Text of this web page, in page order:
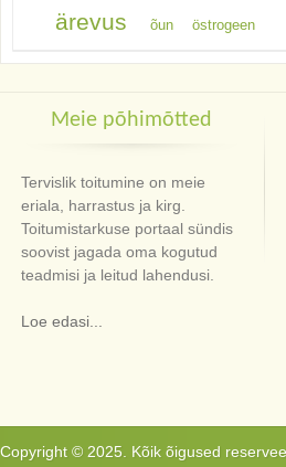
ärevus õun östrogeen
Meie põhimõtted
Tervislik toitumine on meie
eriala, harrastus ja kirg.
Toitumistarkuse portaal sündis
soovist jagada oma kogutud
teadmisi ja leitud lahendusi.
Loe edasi...
Copyright © 2025. Kõik õigused